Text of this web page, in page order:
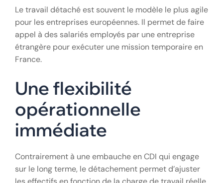
Le travail détaché est souvent le modèle le plus agile
pour les entreprises européennes. Il permet de faire
appel à des salariés employés par une entreprise
étrangère pour exécuter une mission temporaire en
France.
Une flexibilité
opérationnelle
immédiate
Contrairement à une embauche en CDI qui engage
sur le long terme, le détachement permet d’ajuster